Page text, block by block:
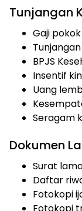
Tunjangan
Gaji
BPJS
Insentif
Uang
Seragam
Dokumen
Surat
Daftar
Fotokopi
Fotokopi